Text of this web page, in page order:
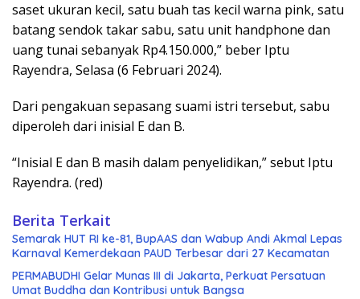
saset ukuran kecil, satu buah tas kecil warna pink, satu
batang sendok takar sabu, satu unit handphone dan
uang tunai sebanyak Rp4.150.000,” beber Iptu
Rayendra, Selasa (6 Februari 2024).
Dari pengakuan sepasang suami istri tersebut, sabu
diperoleh dari inisial E dan B.
“Inisial E dan B masih dalam penyelidikan,” sebut Iptu
Rayendra. (red)
Berita Terkait
Semarak HUT RI ke-81, BupAAS dan Wabup Andi Akmal Lepas
Karnaval Kemerdekaan PAUD Terbesar dari 27 Kecamatan
PERMABUDHI Gelar Munas III di Jakarta, Perkuat Persatuan
Umat Buddha dan Kontribusi untuk Bangsa